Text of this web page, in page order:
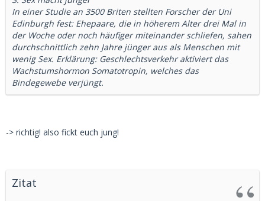
In einer Studie an 3500 Briten stellten Forscher der Uni
Edinburgh fest: Ehepaare, die in höherem Alter drei Mal in
der Woche oder noch häufiger miteinander schliefen, sahen
durchschnittlich zehn Jahre jünger aus als Menschen mit
wenig Sex. Erklärung: Geschlechtsverkehr aktiviert das
Wachstumshormon Somatotropin, welches das
Bindegewebe verjüngt.
-> richtig! also fickt euch jung!
Zitat